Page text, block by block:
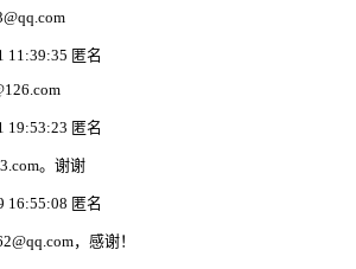
11:39:35 匿名
19:53:23 匿名
。谢谢
16:55:08 匿名
，感谢！